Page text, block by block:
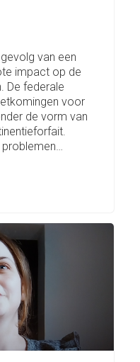
van een
impact op de
De federale
voor
de vorm van
problemen…